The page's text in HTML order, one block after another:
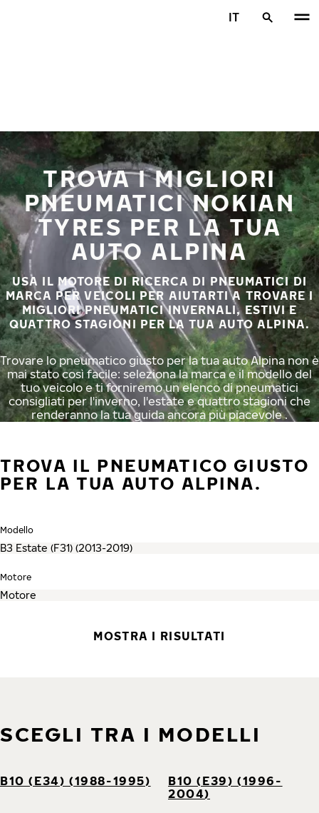
IT
TROVA I MIGLIORI
PNEUMATICI NOKIAN
TYRES PER LA TUA
AUTO ALPINA
USA IL MOTORE DI RICERCA DI PNEUMATICI DI
MARCA PER VEICOLI PER AIUTARTI A TROVARE I
MIGLIORI PNEUMATICI INVERNALI, ESTIVI E
QUATTRO STAGIONI PER LA TUA AUTO ALPINA.
Trovare lo pneumatico giusto per la tua auto Alpina non è
mai stato così facile: seleziona la marca e il modello del
tuo veicolo e ti forniremo un elenco di pneumatici
consigliati per l'inverno, l'estate e quattro stagioni che
renderanno la tua guida ancora più piacevole .
TROVA IL PNEUMATICO GIUSTO
PER LA TUA AUTO ALPINA.
Modello
Motore
MOSTRA I RISULTATI
SCEGLI TRA I MODELLI
B10 (E34) (1988-1995)
B10 (E39) (1996-
2004)